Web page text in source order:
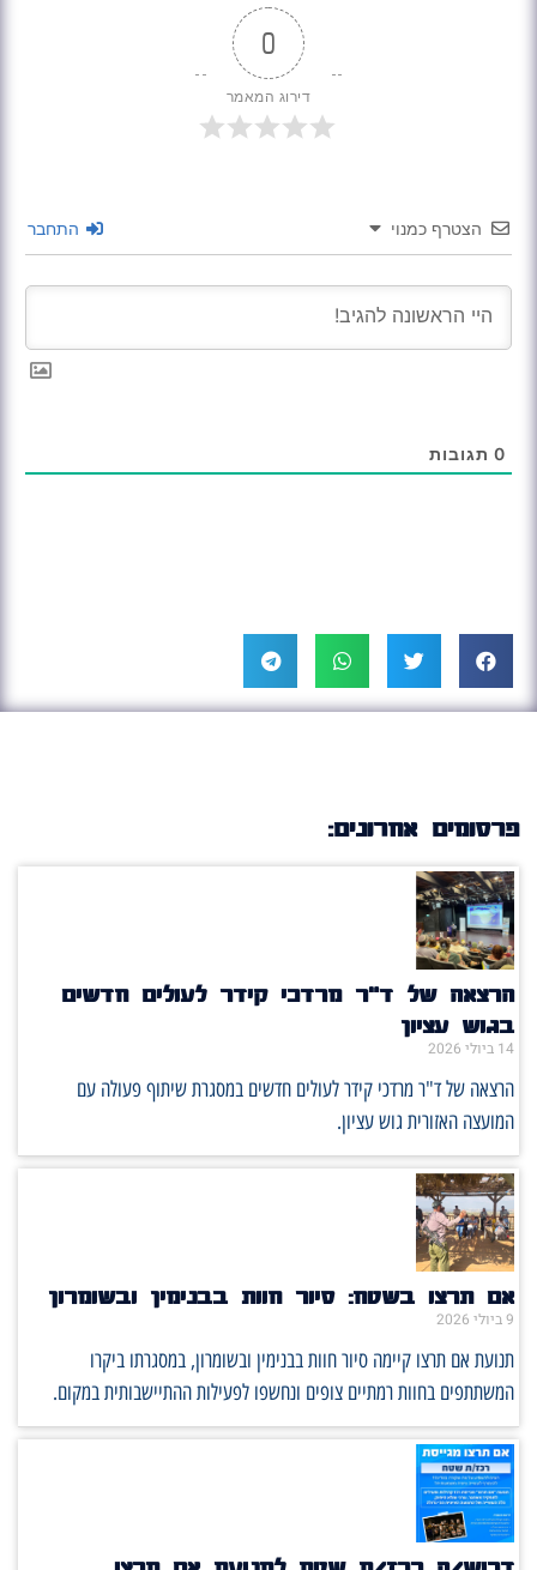
0
דירוג המאמר
הצטרף כמנוי התחבר
0 תגובות
פרסומים אחרונים:
הרצאה של ד"ר מרדכי קידר לעולים חדשים
בגוש עציון
14 ביולי 2026
הרצאה של ד"ר מרדכי קידר לעולים חדשים במסגרת שיתוף פעולה עם
המועצה האזורית גוש עציון.
אם תרצו בשטח: סיור חוות בבנימין ובשומרון
9 ביולי 2026
תנועת אם תרצו קיימה סיור חוות בבנימין ובשומרון, במסגרתו ביקרו
המשתתפים בחוות רמתיים צופים ונחשפו לפעילות ההתיישבותית במקום.